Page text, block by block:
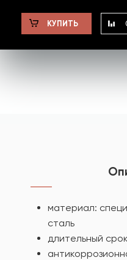
КУПИТЬ
материал:
сталь
длительный